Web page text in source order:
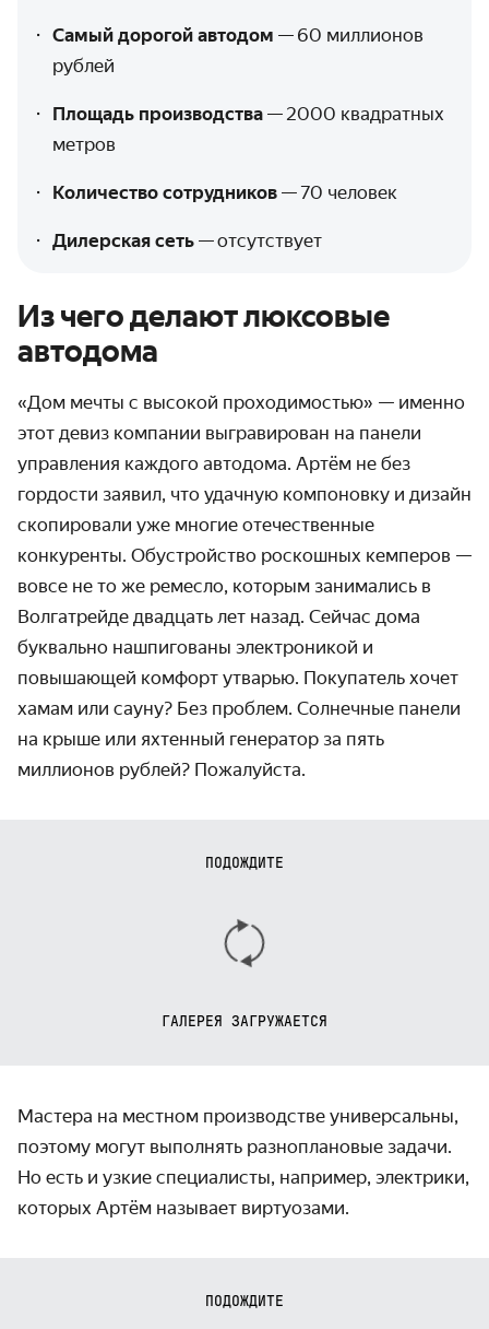
Самый дорогой автодом — 60 миллионов
рублей
Площадь производства —2000 квадратных
метров
Количество сотрудников —70 человек
Дилерская сеть —отсутствует
Из чего делают люксовые
автодома
«Дом мечты с высокой проходимостью» — именно
этот девиз компании выгравирован на панели
управления каждого автодома. Артём не без
гордости заявил, что удачную компоновку и дизайн
скопировали уже многие отечественные
конкуренты. Обустройство роскошных кемперов —
вовсе не то же ремесло, которым занимались в
Волгатрейде двадцать лет назад. Сейчас дома
буквально нашпигованы электроникой и
повышающей комфорт утварью. Покупатель хочет
хамам или сауну? Без проблем. Солнечные панели
на крыше или яхтенный генератор за пять
миллионов рублей? Пожалуйста.
ПОДОЖДИТЕ
ГАЛЕРЕЯ ЗАГРУЖАЕТСЯ
Мастера на местном производстве универсальны,
поэтому могут выполнять разноплановые задачи.
Но есть и узкие специалисты, например, электрики,
которых Артём называет виртуозами.
ПОДОЖДИТЕ